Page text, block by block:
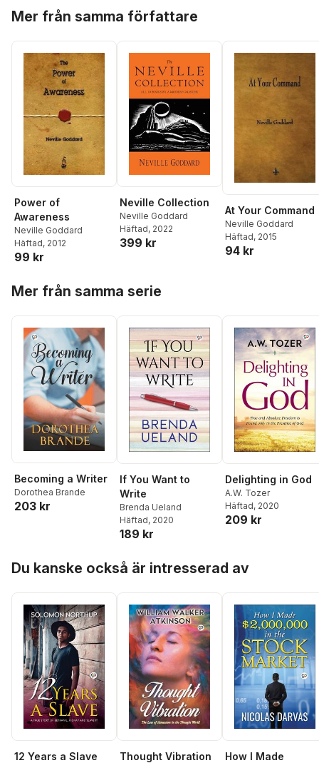
Mer från samma författare
Power of
Awareness
Neville Goddard
Häftad, 2012
99 kr
Neville Collection
Neville Goddard
Häftad, 2022
399 kr
At Your Command
Neville Goddard
Häftad, 2015
94 kr
Mer från samma serie
Becoming a Writer
Dorothea Brande
203 kr
If You Want to
Write
Brenda Ueland
Häftad, 2020
189 kr
Delighting in God
A.W. Tozer
Häftad, 2020
209 kr
Du kanske också är intresserad av
12 Years a Slave Thought Vibration
How I Made